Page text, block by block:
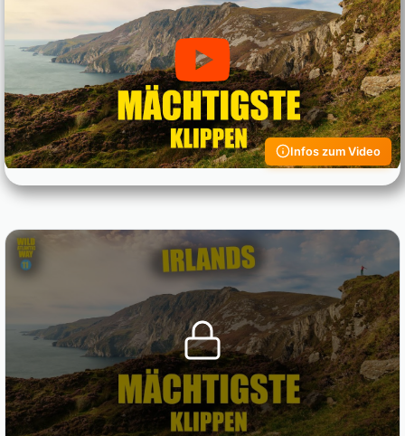
Infos zum Video